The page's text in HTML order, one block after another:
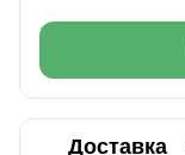
Доставка